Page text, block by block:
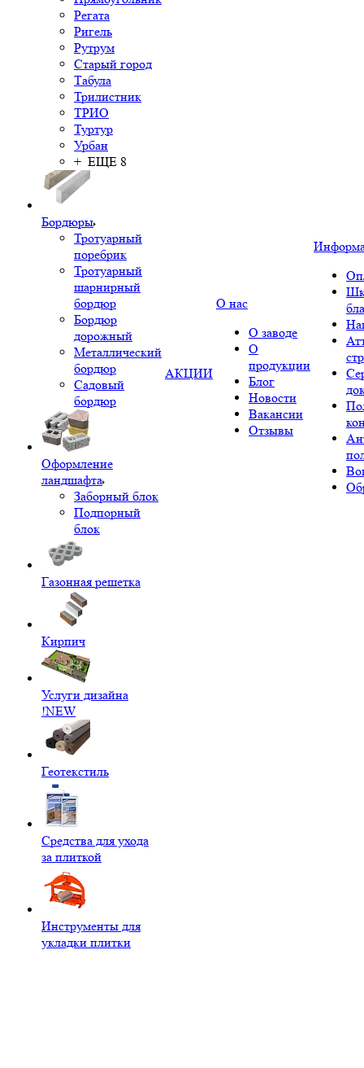
Регата
Ригель
Рутрум
Старый город
Табула
Трилистник
ТРИО
Туртур
Урбан
+ ЕЩЕ 8
Бордюры
Тротуарный
поребрик
Тротуарный
шарнирный
бордюр
Бордюр
дорожный
Металлический
бордюр
Садовый
бордюр
Оформление
ландшафта
Заборный блок
Подпорный
блок
Газонная решетка
Кирпич
Услуги дизайна
!NEW
Геотекстиль
Средства для ухода
за плиткой
Инструменты для
укладки плитки
АКЦИИ
О нас
О заводе
О
продукции
Блог
Новости
Вакансии
Отзывы